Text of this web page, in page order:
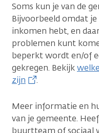
Soms kun je van de
Bijvoorbeeld omdat
inkomen hebt, en
problemen kunt
beperkt wordt en/of
gekregen. Bekijk
zijn
.
Meer informatie en
van je gemeente.
buurtteam of sociaal